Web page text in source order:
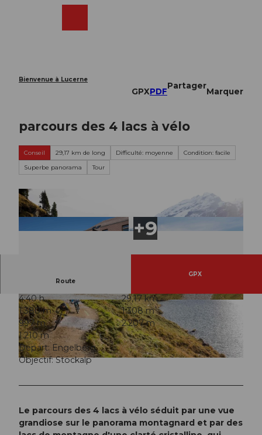
Bienvenue à Lucerne
GPXPDF
Partager
Marquer
parcours des 4 lacs à vélo
Conseil 29,17 km de long Difficulté: moyenne
Condition: facile
Superbe panorama
Tour
© Obwalden Tourismus, Bikegenoss Zentralschweiz
© Obwalden Tourismus, Bikegenoss Zentralsch
weiz
© Obwalden Tourismus, Bikegenoss Zentralsch
Route
GPX
4:40 h
29,17 km
1.380 m
1.308 m
997 m
2.207 m
1.210 m
Départ: Engelberg
Objectif: Stöckalp
Le parcours des 4 lacs à vélo séduit par une vue
grandiose sur le panorama montagnard et par des